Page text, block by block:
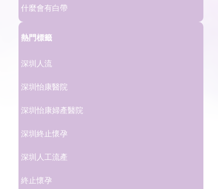
什麼會有白帶
熱門標籤
深圳人流
深圳怡康醫院
深圳怡康婦產醫院
深圳終止懷孕
深圳人工流產
終止懷孕